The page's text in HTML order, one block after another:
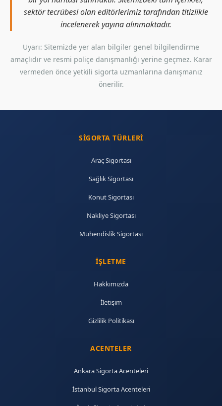
sektör tecrübesi olan editörlerimiz tarafından titizlikle
incelenerek yayına alınmaktadır.
Uyarı: Sitemizde yer alan bilgiler genel bilgilendirme
amaçlıdır ve resmi poliçe danışmanlığı yerine geçmez. Karar
vermeden önce yetkili sigorta uzmanlarına danışmanız
önerilir.
SIGORTA TÜRLERI
Araç Sigortası
Sağlık Sigortası
Konut Sigortası
Nakliye Sigortası
Mühendislik Sigortası
İŞLETME
Hakkımızda
İletişim
Gizlilik Politikası
ACENTELER
Ankara Sigorta Acenteleri
İstanbul Sigorta Acenteleri